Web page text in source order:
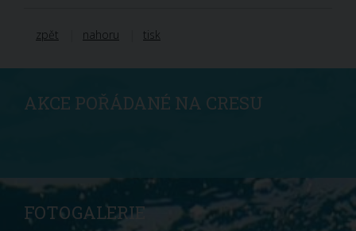
zpět nahoru tisk
AKCE POŘÁDANÉ NA CRESU
FOTOGALERIE